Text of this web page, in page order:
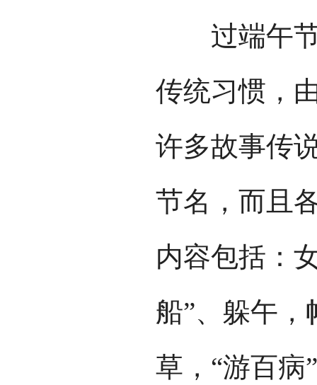
过端午节
传统习惯，
许多故事传
节名，而且
内容包括：
船”、躲午
草，“游百病